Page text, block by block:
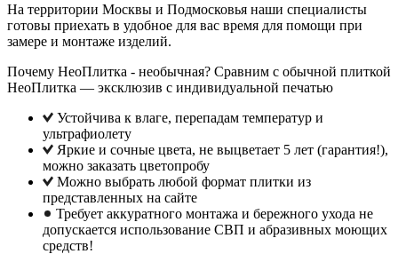
На территории Москвы и Подмосковья наши специалисты
готовы приехать в удобное для вас время для помощи при
замере и монтаже изделий.
Почему НеоПлитка - необычная? Сравним с обычной плиткой
НеоПлитка — эксклюзив с индивидуальной печатью
Устойчива к влаге, перепадам температур и
ультрафиолету
Яркие и сочные цвета, не выцветает 5 лет (гарантия!),
можно заказать цветопробу
Можно выбрать любой формат плитки из
представленных на сайте
Требует аккуратного монтажа и бережного ухода не
допускается использование СВП и абразивных моющих
средств!